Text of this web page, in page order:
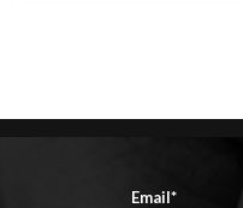
Email*